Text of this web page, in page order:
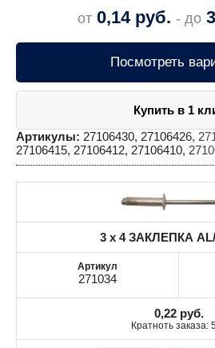
от 0,14 руб. - до
Посмотреть
Купить в 1
Артикулы: 27106430, 27106426,
27106415, 27106412, 27106410,
3 x 4 ЗАКЛЕПКА AL/
271034
0,22 руб.
Кратноть заказа: